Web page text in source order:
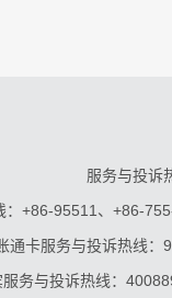
服务与投诉
：+86-95511、+86-
通卡服务与投诉热线：
务与投诉热线：